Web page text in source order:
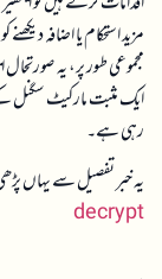
مزید استحکام یا اضافہ
مجموعی طور پر، یہ
ایک مثبت مارکیٹ سگنل
رہی ہے۔
یہ خبر تفصیل سے یہاں
decrypt